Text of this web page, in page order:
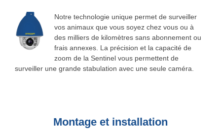
Notre technologie unique permet de surveiller
vos animaux que vous soyez chez vous ou à
des milliers de kilomètres sans abonnement ou
frais annexes. La précision et la capacité de
zoom de la Sentinel vous permettent de
surveiller une grande stabulation avec une seule caméra.
Montage et installation